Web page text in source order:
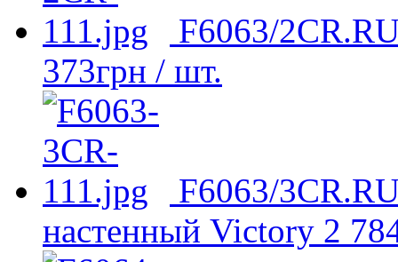
F6063/
373грн / шт.
F6063/
настенный Victory 2